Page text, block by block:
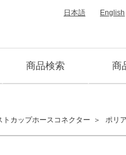
日本語 English
商品検索 商
トカップホースコネクター ポリ